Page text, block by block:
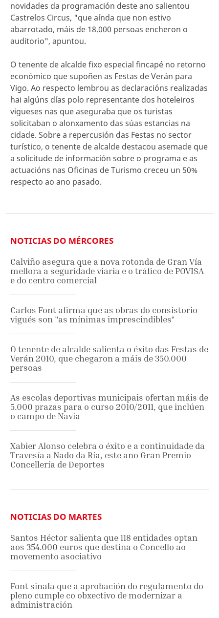
novidades da programación deste ano salientou
Castrelos Circus, "que aínda que non estivo
abarrotado, máis de 18.000 persoas encheron o
auditorio", apuntou.
O tenente de alcalde fixo especial fincapé no retorno
económico que supoñen as Festas de Verán para
Vigo. Ao respecto lembrou as declaracións realizadas
hai algúns días polo representante dos hoteleiros
vigueses nas que aseguraba que os turistas
solicitaban o alonxamento das súas estancias na
cidade. Sobre a repercusión das Festas no sector
turístico, o tenente de alcalde destacou asemade que
a solicitude de información sobre o programa e as
actuacións nas Oficinas de Turismo creceu un 50%
respecto ao ano pasado.
NOTICIAS DO MÉRCORES
Calviño asegura que a nova rotonda de Gran Vía
mellora a seguridade viaria e o tráfico de POVISA
e do centro comercial
Carlos Font afirma que as obras do consistorio
vigués son "as mínimas imprescindibles"
O tenente de alcalde salienta o éxito das Festas de
Verán 2010, que chegaron a máis de 350.000
persoas
As escolas deportivas municipais ofertan máis de
5.000 prazas para o curso 2010/2011, que inclúen
o campo de Navia
Xabier Alonso celebra o éxito e a continuidade da
Travesía a Nado da Ría, este ano Gran Premio
Concellería de Deportes
NOTICIAS DO MARTES
Santos Héctor salienta que 118 entidades optan
aos 354.000 euros que destina o Concello ao
movemento asociativo
Font sinala que a aprobación do regulamento do
pleno cumple co obxectivo de modernizar a
administración